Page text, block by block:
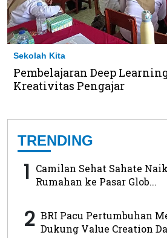
Sekolah Kita
Pembelajaran Deep
Kreativitas Pengajar
TRENDING
1 Camilan Sehat Sahate
Rumahan ke Pasar Glob...
2 BRI Pacu Pertumbuhan
Dukung Value Creation